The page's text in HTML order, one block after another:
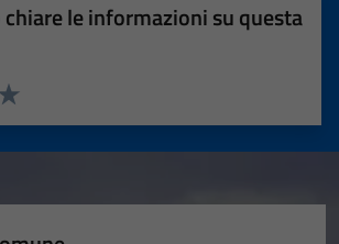
le informazioni su questa
5 stelle su 5
4 stelle su 5
su 5
su 5
5